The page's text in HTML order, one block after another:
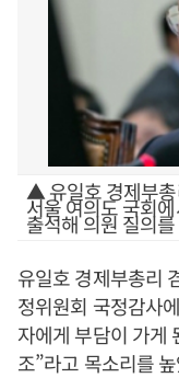
▲ 유일호 경제부
서울 여의도 국회
출석해 의원 질의
유일호 경제부총리
정위원회 국정감사
자에게 부담이 가게
조”라고 목소리를